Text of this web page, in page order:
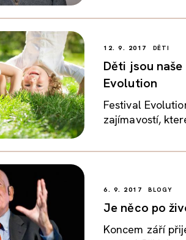
12. 9. 2017 DĚTI
Děti jsou
Evolution
Festival
zajímavostí,
6. 9. 2017 BLOGY
Je něco po
Koncem září